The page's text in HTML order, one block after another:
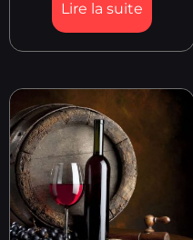
Lire la suite